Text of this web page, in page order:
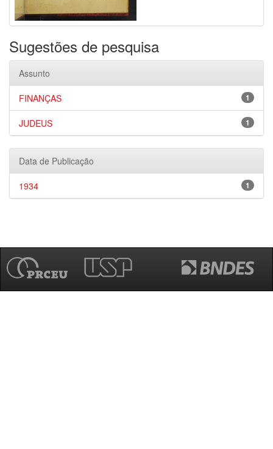
Sugestões de pesquisa
Assunto
1
FINANÇAS
1
JUDEUS
Data de Publicação
1
1934